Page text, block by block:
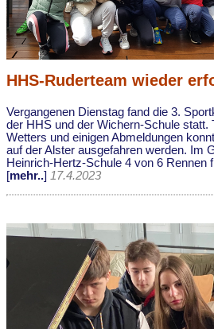
HHS-Ruderteam wieder
Vergangenen Dienstag fand die 3.
der HHS und der Wichern-Schule statt.
Wetters und einigen Abmeldungen
auf der Alster ausgefahren werden. Im
Heinrich-Hertz-Schule 4 von 6 Rennen
[mehr..] 17.4.2023